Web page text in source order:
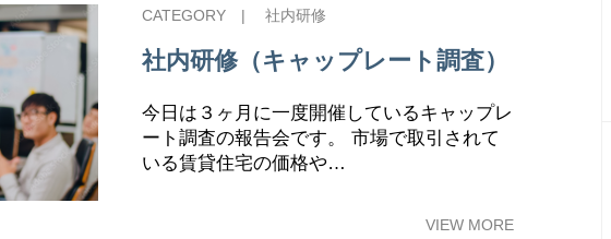
CATEGORY | 社内研修
社内研修（キャップレート調査）
今日は３ヶ月に一度開催しているキャップレ
ート調査の報告会です。 市場で取引されて
いる賃貸住宅の価格や…
VIEW MORE